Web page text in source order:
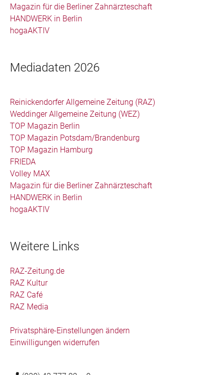
Magazin für die Berliner Zahnärzteschaft
HANDWERK in Berlin
hogaAKTIV
Mediadaten 2026
Reinickendorfer Allgemeine Zeitung (RAZ)
Weddinger Allgemeine Zeitung (WEZ)
TOP Magazin Berlin
TOP Magazin Potsdam/Brandenburg
TOP Magazin Hamburg
FRIEDA
Volley MAX
Magazin für die Berliner Zahnärzteschaft
HANDWERK in Berlin
hogaAKTIV
Weitere Links
RAZ-Zeitung.de
RAZ Kultur
RAZ Café
RAZ Media
Privatsphäre-Einstellungen ändern
Einwilligungen widerrufen